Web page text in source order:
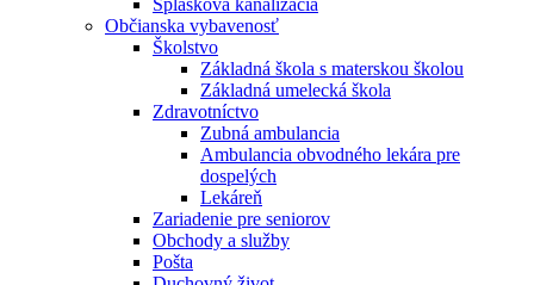
Splašková kanalizácia
Občianska vybavenosť
Školstvo
Základná škola s materskou školou
Základná umelecká škola
Zdravotníctvo
Zubná ambulancia
Ambulancia obvodného lekára pre
dospelých
Lekáreň
Zariadenie pre seniorov
Obchody a služby
Pošta